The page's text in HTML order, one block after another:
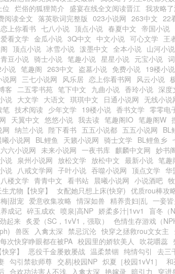
位 烂俗的狐狸简介 盛宴在线全文阅读晋江 我攻略
阅读全文 落英歌词完整版 023小说网 263中文 22
恋上你看书 七八小说 顶点小说 春夏中文 帝国小说
爱看文学 金瓜小说 3Q中文 中文小说 可心文学 王
顶点小说 冰雪小说 泼墨中文 全本小说 山河小说
青豆小说 骑士小说 笔趣小说 星星小说 元宝小说
说 笔趣阁 263中文 盗墓小说 免费小说 19楼小说
说网 三七小说网 风乐居 恋上你看书网 风云小说
客 二五零书苑 笔下中文 九曲小说 香玲小说 深度
说 大文学 大语文 琪琪中文 日通小说网 无线小说
笔 技术阅读 少年文学 19楼小说 香书文学 零零电
天翼中文 悠悠小说 我去读 笔趣阁IO 笔趣阁W
网 纳兰小说 陛下看书 五五小说都 五五小说网 BL
曦小说网 BL鲤鱼 天籁小说网 骑士文学 BL鲤鱼乡
六小说网 未来小说网 一夜书库 麒麟中文网 妙书
说 泉州小说网 放松文学 放松中文 最新小说 笔趣
说 八戒文学网 子叶小说 吞噬小说网 顶点文学 华
八楼文学 青青中文 看书站 晨曦小说网 小说酒吧
生尤物【快穿】 女配她只想上床(快穿) 优质rou棒攻
|甜宠 爱意收集攻略 情深如兽 精养贵妇|乱 一妾皆
成记 碎玉成欢 喷泉|高NP 娇柔多汁|1vv1 盲冬（
起来
炙爱（SC，1vV1，强取） 色情生存游戏（
兽医 入禽太深 禁忌沉沦 快穿之拯救rou文女主
每次快穿睁眼都在被PA 校园里的娇软美人 吹花嚼蕊
穿】
恶役千金屡败屡战 温柔禁锢 纯情勾引 去三
勾引禁欲师尊 交易|校园NP 炽夏［校园1vV1］
合欢功法害人不浅 入禽太深 艳嫁录 暗引力 穿进